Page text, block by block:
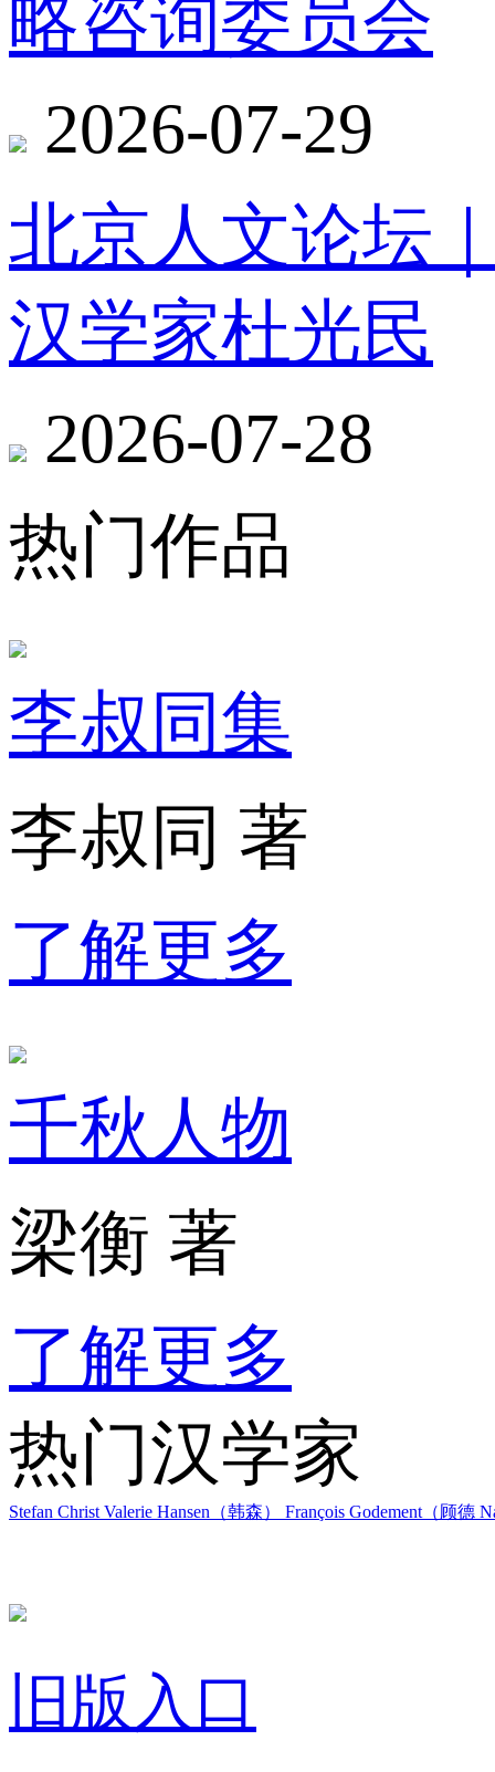
略咨询委员会
2026-07-29
北京人文论坛
汉学家杜光民
2026-07-28
热门作品
李叔同集
李叔同 著
了解更多
千秋人物
梁衡 著
了解更多
热门汉学家
Stefan Christ Valerie Hansen（韩森） François Godement（顾德
旧版入口